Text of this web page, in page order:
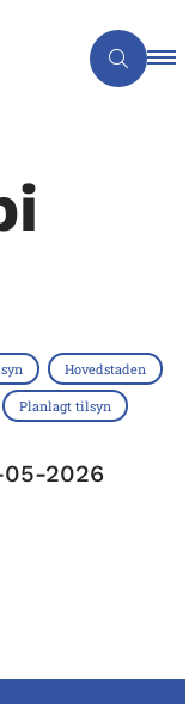
Hovedstaden
Planlagt tilsyn
2026